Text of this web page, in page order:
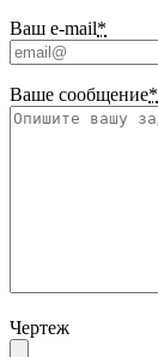
Ваш e-mail*
Ваше сообщение*
Чертеж